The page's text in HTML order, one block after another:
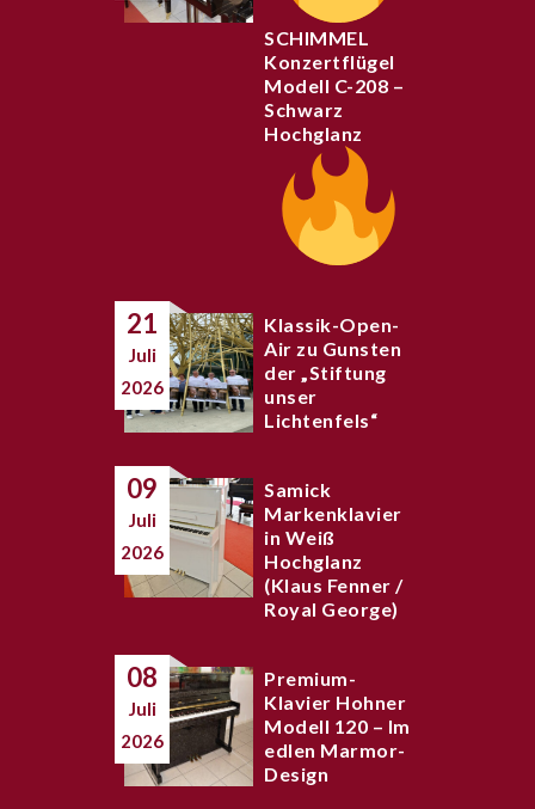
SCHIMMEL
Konzertflügel
Modell C-208 –
Schwarz
Hochglanz
21
Juli
2026
Klassik-Open-
Air zu Gunsten
der „Stiftung
unser
Lichtenfels“
09
Juli
2026
Samick
Markenklavier
in Weiß
Hochglanz
(Klaus Fenner /
Royal George)
08
Juli
2026
Premium-
Klavier Hohner
Modell 120 – Im
edlen Marmor-
Design